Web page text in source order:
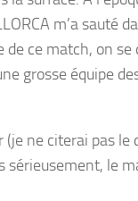
m’a sauté
ce match, on
grosse équipe
(je ne citerai pas
sérieusement, le